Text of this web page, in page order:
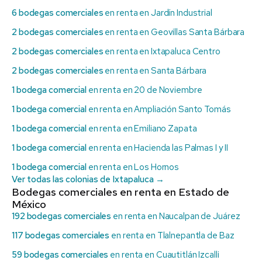
6 bodegas comerciales en renta en Jardín Industrial
2 bodegas comerciales en renta en Geovillas Santa Bárbara
2 bodegas comerciales en renta en Ixtapaluca Centro
2 bodegas comerciales en renta en Santa Bárbara
1 bodega comercialen renta en 20 de Noviembre
1 bodega comercialen renta en Ampliación Santo Tomás
1 bodega comercialen renta en Emiliano Zapata
1 bodega comercialen renta en Hacienda las Palmas I y II
1 bodega comercialen renta en Los Hornos
Ver todas las colonias de Ixtapaluca →
Bodegas comerciales en renta en Estado de
México
192 bodegas comerciales en renta en Naucalpan de Juárez
117 bodegas comerciales en renta en Tlalnepantla de Baz
59 bodegas comerciales en renta en Cuautitlán Izcalli